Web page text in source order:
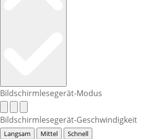
Bildschirmlesegerät-Modus
Bildschirmlesegerät-Geschwindigkeit
Langsam Mittel Schnell